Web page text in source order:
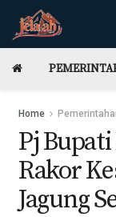
Home
Pj
Rakor
Jagung